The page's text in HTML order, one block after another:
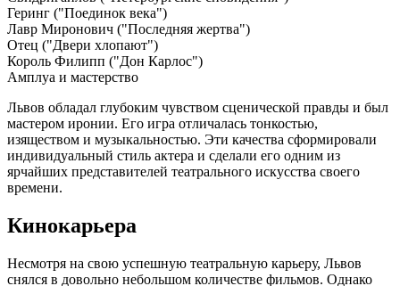
Геринг ("Поединок века")
Лавр Миронович ("Последняя жертва")
Отец ("Двери хлопают")
Король Филипп ("Дон Карлос")
Амплуа и мастерство
Львов обладал глубоким чувством сценической правды и был
мастером иронии. Его игра отличалась тонкостью,
изяществом и музыкальностью. Эти качества сформировали
индивидуальный стиль актера и сделали его одним из
ярчайших представителей театрального искусства своего
времени.
Кинокарьера
Несмотря на свою успешную театральную карьеру, Львов
снялся в довольно небольшом количестве фильмов. Однако